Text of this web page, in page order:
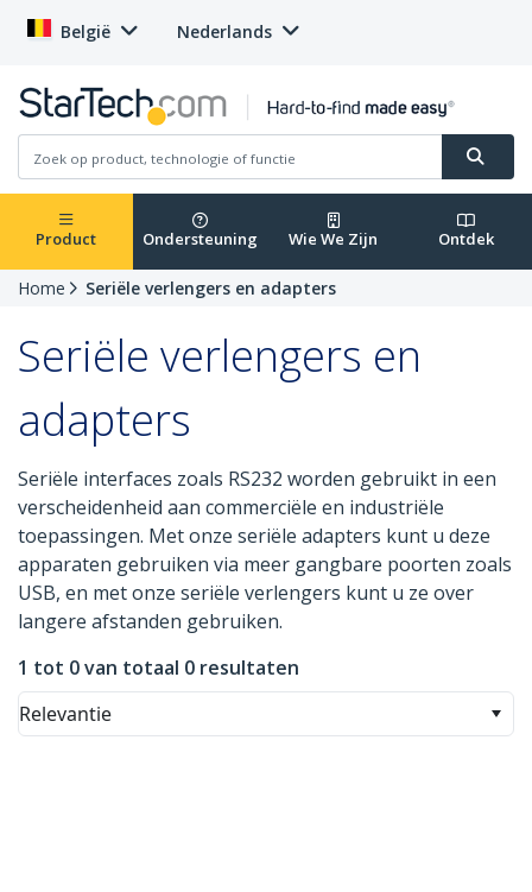
België Nederlands
Product Ondersteuning Wie We Zijn Ontdek
Home Seriële verlengers en adapters
Seriële verlengers en
adapters
Seriële interfaces zoals RS232 worden gebruikt in een
verscheidenheid aan commerciële en industriële
toepassingen. Met onze seriële adapters kunt u deze
apparaten gebruiken via meer gangbare poorten zoals
USB, en met onze seriële verlengers kunt u ze over
langere afstanden gebruiken.
1 tot 0 van totaal 0 resultaten
Relevantie